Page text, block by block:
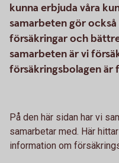
kunna erbjuda våra
samarbeten gör
försäkringar och
samarbeten är vi
försäkringsbolagen är
På den här sidan har vi
samarbetar med. Här
information om